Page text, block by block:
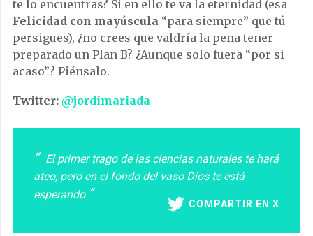
te lo encuentras? Si en ello te va la eternidad (esa
Felicidad con mayúscula “para siempre” que tú
persigues), ¿no crees que valdría la pena tener
preparado un Plan B? ¿Aunque solo fuera “por si
acaso”? Piénsalo.
Twitter: @jordimariada
El primer trago de las ciencias naturales te hará
ateo, pero en el fondo del vaso Dios te está
esperando
COMPARTIR EN X